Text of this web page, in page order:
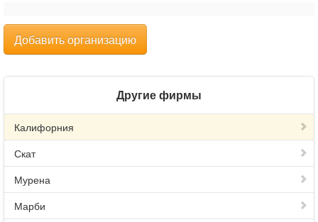
Добавить организацию
Другие фирмы
Калифорния
Скат
Мурена
Марби